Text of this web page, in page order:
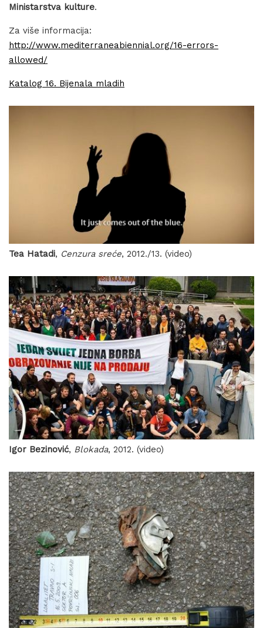
Ministarstva kulture.
Za više informacija:
http://www.mediterraneabiennial.org/16-errors-
allowed/
Katalog 16. Bijenala mladih
Tea Hatadi, Cenzura sreće, 2012./13. (video)
Igor Bezinović, Blokada, 2012. (video)